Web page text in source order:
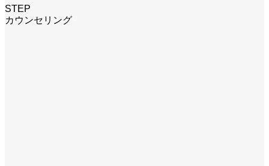
STEP
カウンセリング